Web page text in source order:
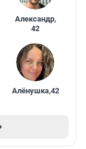
Александр,
42
Алёнушка,42